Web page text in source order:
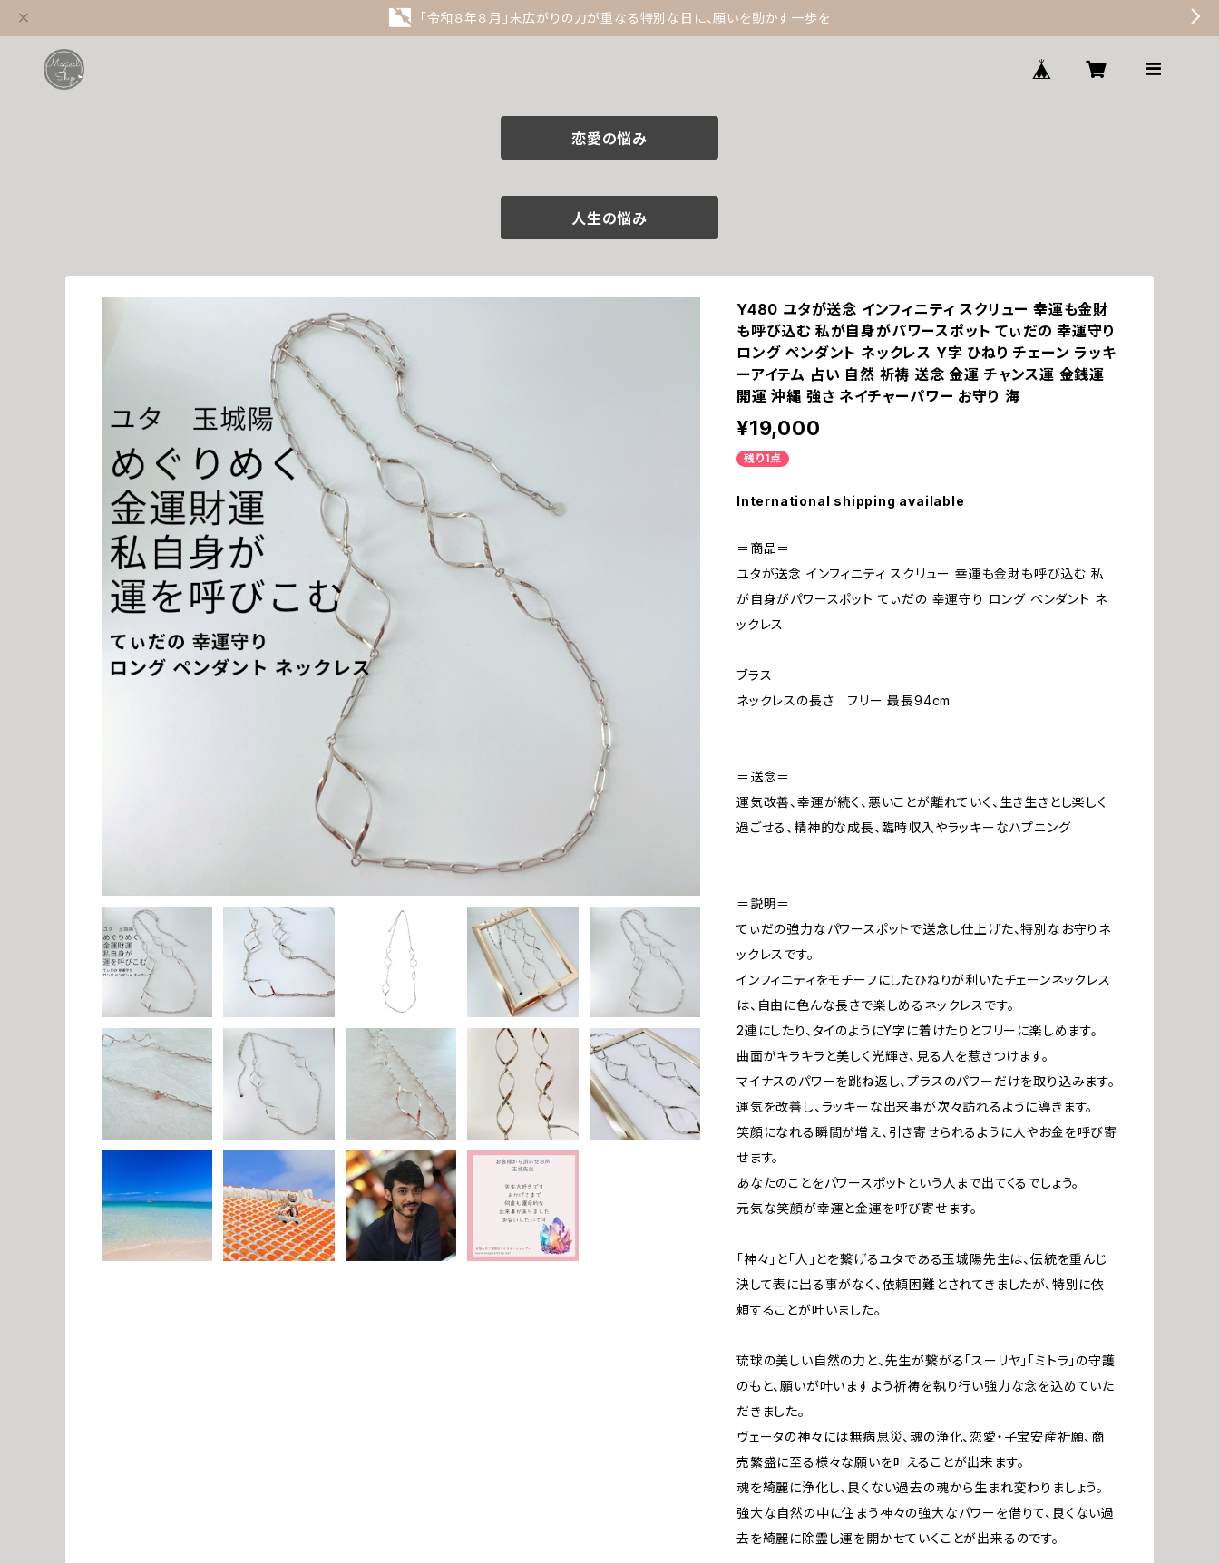
「令和８年８月」末広がりの力が重なる特別な日に、願いを動かす一歩を
恋愛の悩み
人生の悩み
Y480 ユタが送念 インフィニティ スクリュー 幸運も金財
も呼び込む 私が自身がパワースポット てぃだの 幸運守り
ロング ペンダント ネックレス Y字 ひねり チェーン ラッキ
ーアイテム 占い 自然 祈祷 送念 金運 チャンス運 金銭運
開運 沖縄 強さ ネイチャーパワー お守り 海
¥19,000
残り1点
International shipping available
＝商品＝
ユタが送念 インフィニティ スクリュー 幸運も金財も呼び込む 私
が自身がパワースポット てぃだの 幸運守り ロング ペンダント ネ
ックレス
ブラス
ネックレスの長さ フリー 最長94cm
＝送念＝
運気改善、幸運が続く、悪いことが離れていく、生き生きとし楽しく
過ごせる、精神的な成長、臨時収入やラッキーなハプニング
＝説明＝
てぃだの強力なパワースポットで送念し仕上げた、特別なお守りネ
ックレスです。
インフィニティをモチーフにしたひねりが利いたチェーンネックレス
は、自由に色んな長さで楽しめるネックレスです。
2連にしたり、タイのようにY字に着けたりとフリーに楽しめます。
曲面がキラキラと美しく光輝き、見る人を惹きつけます。
マイナスのパワーを跳ね返し、プラスのパワーだけを取り込みます。
運気を改善し、ラッキーな出来事が次々訪れるように導きます。
笑顔になれる瞬間が増え、引き寄せられるように人やお金を呼び寄
せます。
あなたのことをパワースポットという人まで出てくるでしょう。
元気な笑顔が幸運と金運を呼び寄せます。
「神々」と「人」とを繋げるユタである玉城陽先生は、伝統を重んじ
決して表に出る事がなく、依頼困難とされてきましたが、特別に依
頼することが叶いました。
琉球の美しい自然の力と、先生が繋がる「スーリヤ」「ミトラ」の守護
のもと、願いが叶いますよう祈祷を執り行い強力な念を込めていた
だきました。
ヴェータの神々には無病息災、魂の浄化、恋愛・子宝安産祈願、商
売繁盛に至る様々な願いを叶えることが出来ます。
魂を綺麗に浄化し、良くない過去の魂から生まれ変わりましょう。
強大な自然の中に住まう神々の強大なパワーを借りて、良くない過
去を綺麗に除霊し運を開かせていくことが出来るのです。